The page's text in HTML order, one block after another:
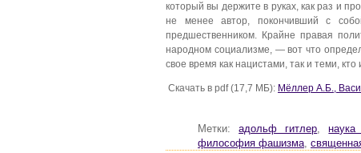
который вы держите в руках, как раз и
не менее автор, покончивший с
предшественником. Крайне правая
народном социализме, — вот что
свое время как нацистами, так и теми,
Скачать в pdf (17,7 МБ): Мёллер А.Б.,
Метки:адольф гитлер,наука
философия фашизма,